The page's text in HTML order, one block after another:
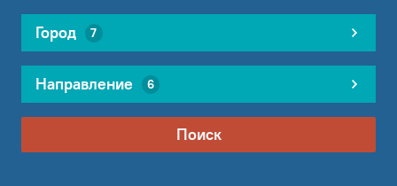
Город 7
Направление 6
Поиск